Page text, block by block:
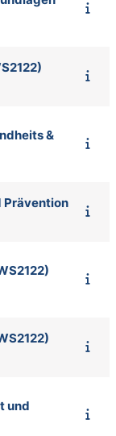
&
Prävention
und